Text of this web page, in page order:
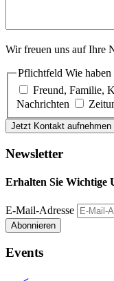
Wir freuen uns auf Ihre
Pflichtfeld Wie haben
Freund, Familie,
Nachrichten
Jetzt Kontakt aufnehmen
Newsletter
Erhalten Sie Wichtige
E-Mail-Adresse
Abonnieren
Events